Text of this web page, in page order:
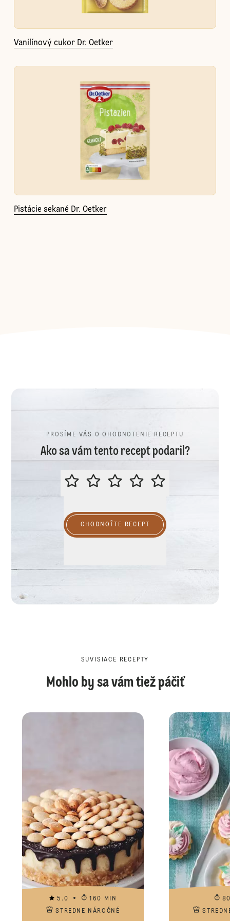
Vanilínový cukor Dr. Oetker
Pistácie sekané Dr. Oetker
PROSÍME VÁS O OHODNOTENIE RECEPTU
Ako sa vám tento recept podaril?
PROSÍME VÁS O OHODNOTENIE
OHODNOŤTE RECEPT
SÚVISIACE RECEPTY
Mohlo by sa vám tiež páčiť
5.0
160 MIN
STREDNE NÁROČNÉ